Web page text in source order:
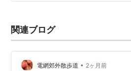
関連ブログ
電網郊外散歩道 • 2ヶ月前